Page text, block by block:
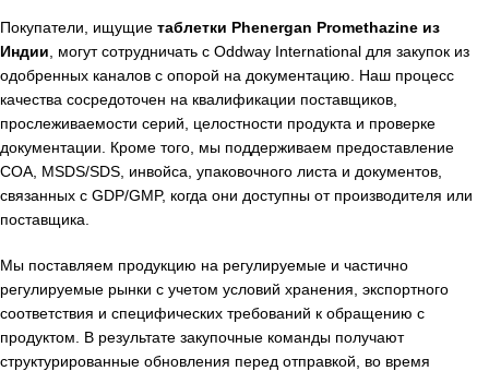
Покупатели, ищущие таблетки Phenergan Promethazine из
Индии , могут сотрудничать с Oddway International для закупок из
одобренных каналов с опорой на документацию. Наш процесс
качества сосредоточен на квалификации поставщиков,
прослеживаемости серий, целостности продукта и проверке
документации. Кроме того, мы поддерживаем предоставление
COA, MSDS/SDS, инвойса, упаковочного листа и документов,
связанных с GDP/GMP, когда они доступны от производителя или
поставщика.
Мы поставляем продукцию на регулируемые и частично
регулируемые рынки с учетом условий хранения, экспортного
соответствия и специфических требований к обращению с
продуктом. В результате закупочные команды получают
структурированные обновления перед отправкой, во время